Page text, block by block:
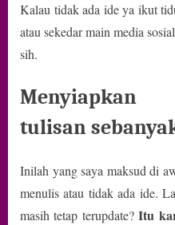
Kalau tidak ada ide ya ikut
atau sekedar main media
sih.
Menyiapkan
tulisan
Inilah yang saya maksud di
menulis atau tidak ada ide.
masih tetap terupdate?Itu